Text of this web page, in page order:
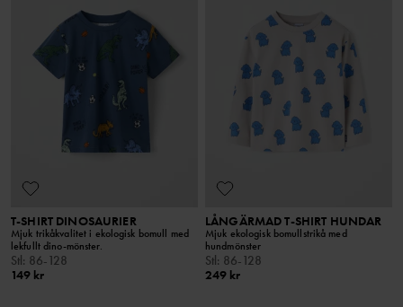
T-SHIRT DINOSAURIER
Mjuk trikåkvalitet i ekologisk bomull med
lekfullt dino-mönster.
Stl: 86-128
149 kr
LÅNGÄRMAD T-SHIRT HUNDAR
Mjuk ekologisk bomullstrikå med
hundmönster
Stl: 86-128
249 kr